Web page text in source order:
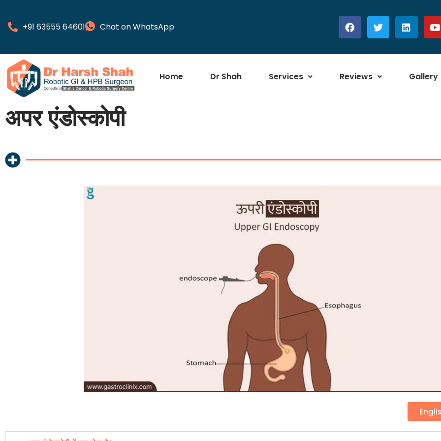
+91 63555 64601 Chat on WhatsApp
Home Dr Shah Services Reviews Gallery
अपर एंडोस्कोपी